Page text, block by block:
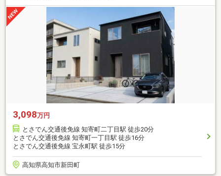
3,098万円
とさでん交通後免線 知寄町二丁目駅 徒歩20分
とさでん交通後免線 知寄町一丁目駅 徒歩16分
とさでん交通後免線 宝永町駅 徒歩15分
高知県高知市新田町